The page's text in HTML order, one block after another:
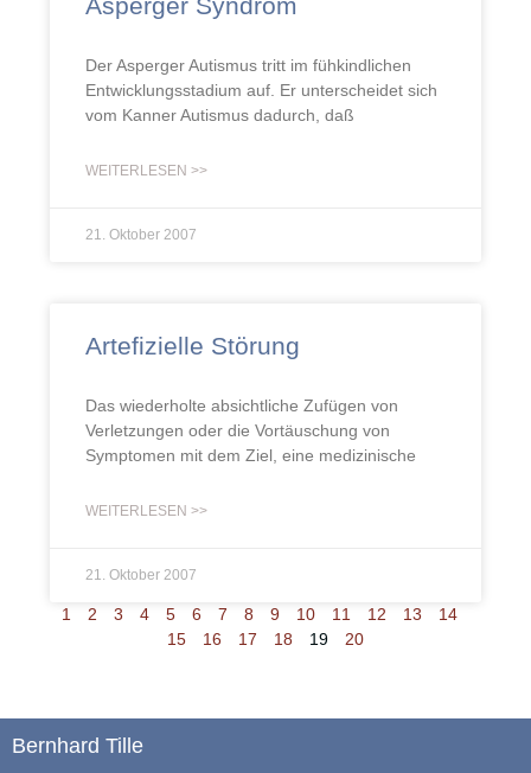
Der Asperger Autismus tritt im fühkindlichen
Entwicklungsstadium auf. Er unterscheidet sich
vom Kanner Autismus dadurch, daß
WEITERLESEN >>
21. Oktober 2007
Artefizielle Störung
Das wiederholte absichtliche Zufügen von
Verletzungen oder die Vortäuschung von
Symptomen mit dem Ziel, eine medizinische
WEITERLESEN >>
21. Oktober 2007
1 2 3 4 5 6 7 8 9 10 11 12 13
14
15
16 17 18 19 20
Bernhard Tille